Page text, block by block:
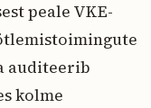
peale VKE-
auditeerib
kolme